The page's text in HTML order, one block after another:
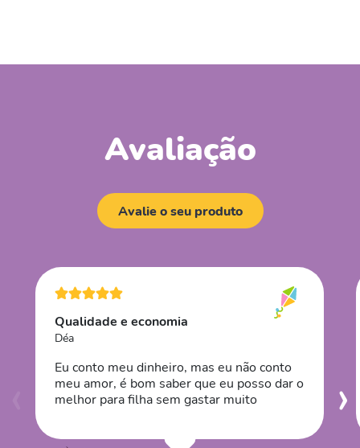
Avaliação
Avalie o seu produto
Qualidade e economia
Déa
Eu conto meu dinheiro, mas eu não conto
meu amor, é bom saber que eu posso dar o
melhor para filha sem gastar muito
›